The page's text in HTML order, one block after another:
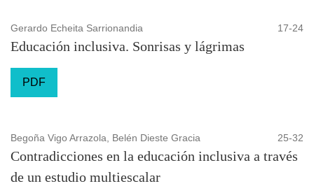
Gerardo Echeita Sarrionandia 17-24
Educación inclusiva. Sonrisas y lágrimas
PDF
Begoña Vigo Arrazola, Belén Dieste Gracia 25-32
Contradicciones en la educación inclusiva a través
de un estudio multiescalar